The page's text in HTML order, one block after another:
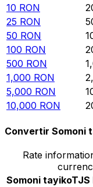
10 RON
25 RON
50 RON
100 RON
500 RON
1,000 RON
5,000 RON
10,000 RON
Convertir Somoni
Rate
Somoni tayikoTJS